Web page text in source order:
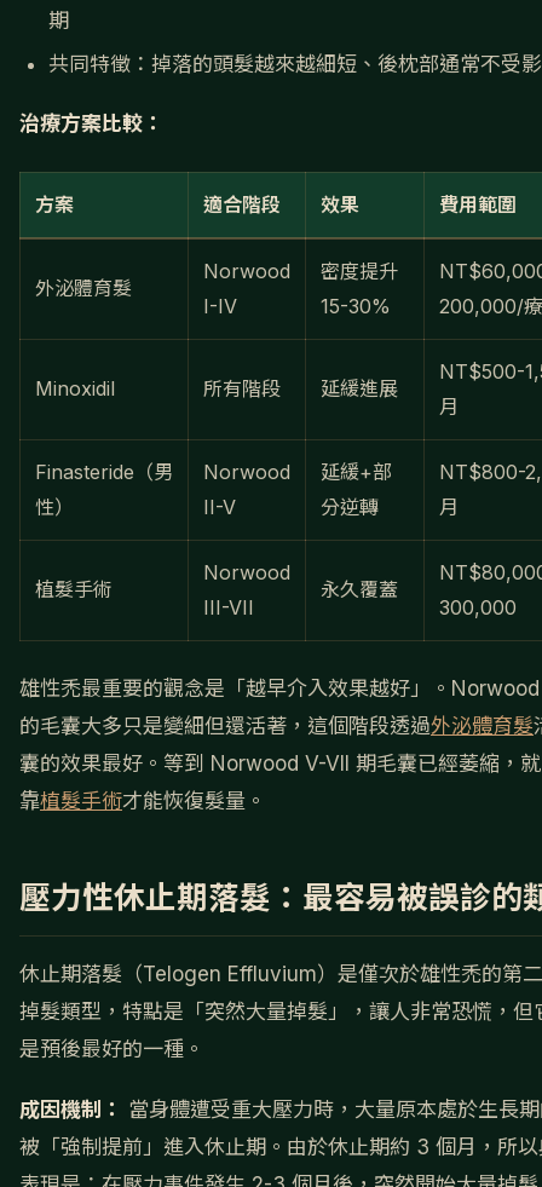
期
共同特徵：掉落的頭髮越來越細短、後枕部通常不受
治療方案比較：
方案 適合階段 效果 費用範圍
外泌體育髮
Norwood
I-IV
密度提升
15-30%
200,000/
Minoxidil 所有階段 延緩進展
NT$500-
月
Finasteride（男
性）
Norwood
II-V
延緩+部
分逆轉
NT$800-
月
植髮手術
Norwood
III-VII
永久覆蓋
300,000
雄性禿最重要的觀念是「越早介入效果越好」。
的毛囊大多只是變細但還活著，這個階段透過外泌體育髮
囊的效果最好。等到 Norwood V-VII 期毛囊已經萎縮，
靠植髮手術才能恢復髮量。
壓力性休止期落髮：最容易被誤診的
休止期落髮（Telogen Effluvium）是僅次於雄性禿的第
掉髮類型，特點是「突然大量掉髮」，讓人非常恐慌，但
是預後最好的一種。
成因機制：
當身體遭受重大壓力時，大量原本處於生長
被「強制提前」進入休止期。由於休止期約 3 個月，所